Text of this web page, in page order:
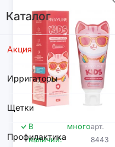
Каталог
Акция
Ирригаторы
Щетки
Профилактика
В
наличии:
многоарт.
8443